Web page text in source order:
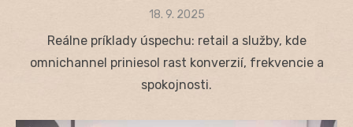
Posted
18. 9. 2025
Reálne príklady úspechu: retail a služby, kde
omnichannel priniesol rast konverzií, frekvencie a
spokojnosti.